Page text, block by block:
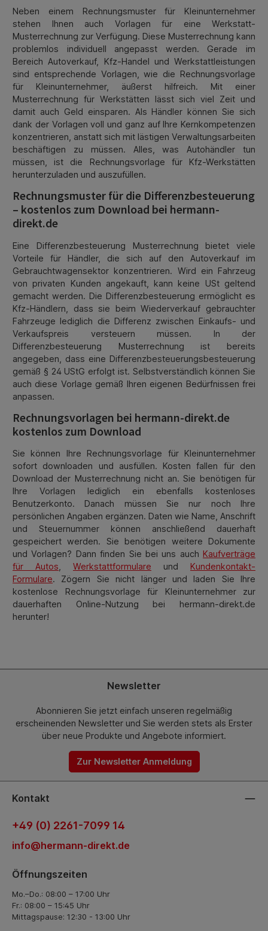
Neben einem Rechnungsmuster für Kleinunternehmer
stehen Ihnen auch Vorlagen für eine Werkstatt-
Musterrechnung zur Verfügung. Diese Musterrechnung kann
problemlos individuell angepasst werden. Gerade im
Bereich Autoverkauf, Kfz-Handel und Werkstattleistungen
sind entsprechende Vorlagen, wie die Rechnungsvorlage
für Kleinunternehmer, äußerst hilfreich. Mit einer
Musterrechnung für Werkstätten lässt sich viel Zeit und
damit auch Geld einsparen. Als Händler können Sie sich
dank der Vorlagen voll und ganz auf Ihre Kernkompetenzen
konzentrieren, anstatt sich mit lästigen Verwaltungsarbeiten
beschäftigen zu müssen. Alles, was Autohändler tun
müssen, ist die Rechnungsvorlage für Kfz-Werkstätten
herunterzuladen und auszufüllen.
Rechnungsmuster für die Differenzbesteuerung
– kostenlos zum Download bei hermann-
direkt.de
Eine Differenzbesteuerung Musterrechnung bietet viele
Vorteile für Händler, die sich auf den Autoverkauf im
Gebrauchtwagensektor konzentrieren. Wird ein Fahrzeug
von privaten Kunden angekauft, kann keine USt geltend
gemacht werden. Die Differenzbesteuerung ermöglicht es
Kfz-Händlern, dass sie beim Wiederverkauf gebrauchter
Fahrzeuge lediglich die Differenz zwischen Einkaufs- und
Verkaufspreis versteuern müssen. In der
Differenzbesteuerung Musterrechnung ist bereits
angegeben, dass eine Differenzbesteuerungsbesteuerung
gemäß § 24 UStG erfolgt ist. Selbstverständlich können Sie
auch diese Vorlage gemäß Ihren eigenen Bedürfnissen frei
anpassen.
Rechnungsvorlagen bei hermann-direkt.de
kostenlos zum Download
Sie können Ihre Rechnungsvorlage für Kleinunternehmer
sofort downloaden und ausfüllen. Kosten fallen für den
Download der Musterrechnung nicht an. Sie benötigen für
Ihre Vorlagen lediglich ein ebenfalls kostenloses
Benutzerkonto. Danach müssen Sie nur noch Ihre
persönlichen Angaben ergänzen. Daten wie Name, Anschrift
und Steuernummer können anschließend dauerhaft
gespeichert werden. Sie benötigen weitere Dokumente
und Vorlagen? Dann finden Sie bei uns auch Kaufverträge
für Autos
Werkstattformulare und Kundenkontakt-
Formulare. Zögern Sie nicht länger und laden Sie Ihre
kostenlose Rechnungsvorlage für Kleinunternehmer zur
dauerhaften Online-Nutzung bei hermann-direkt.de
herunter!
Newsletter
Abonnieren Sie jetzt einfach unseren regelmäßig
erscheinenden Newsletter und Sie werden stets als Erster
über neue Produkte und Angebote informiert.
Zur Newsletter Anmeldung
Kontakt
+49 (0) 2261-7099 14
info@hermann-direkt.de
Öffnungszeiten
Mo.–Do.: 08:00 – 17:00 Uhr
Fr.: 08:00 – 15:45 Uhr
Mittagspause: 12:30 - 13:00 Uhr